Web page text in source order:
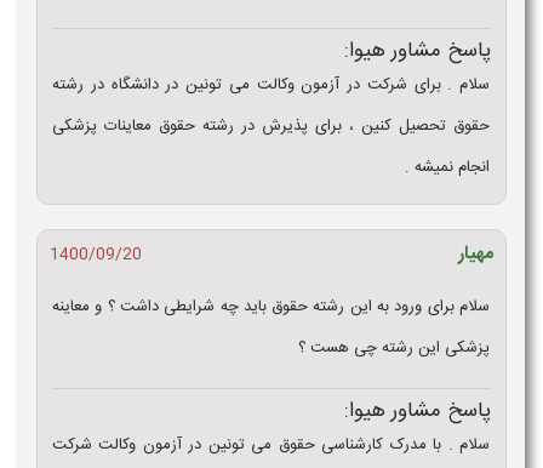
پاسخ مشاور هیوا:
سلام . برای شرکت در آزمون وکالت می تونین در دانشگاه در رشته
حقوق تحصیل کنین ، برای پذیرش در رشته حقوق معاینات پزشکی
انجام نمیشه .
مهیار
1400/09/20
سلام برای ورود به این رشته حقوق باید چه شرایطی داشت ؟ و معاینه
پزشکی این رشته چی هست ؟
پاسخ مشاور هیوا:
سلام . با مدرک کارشناسی حقوق می تونین در آزمون وکالت شرکت